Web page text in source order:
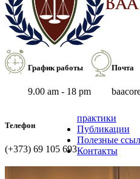
График работы
9.00 am - 18 pm
Почта
Телефон
(+373) 69 105 693
практики
Публикации
Полезные
Контакты